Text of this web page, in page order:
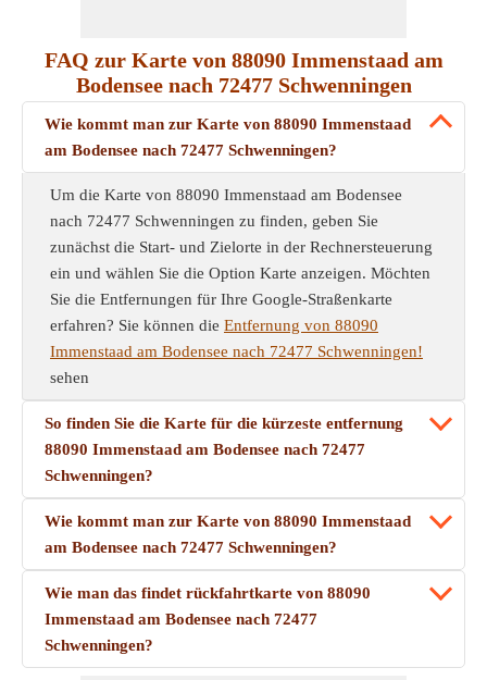
FAQ zur Karte von 88090 Immenstaad am
Bodensee nach 72477 Schwenningen
Wie kommt man zur Karte von 88090 Immenstaad
am Bodensee nach 72477 Schwenningen?
Um die Karte von 88090 Immenstaad am Bodensee
nach 72477 Schwenningen zu finden, geben Sie
zunächst die Start- und Zielorte in der Rechnersteuerung
ein und wählen Sie die Option Karte anzeigen. Möchten
Sie die Entfernungen für Ihre Google-Straßenkarte
erfahren? Sie können die Entfernung von 88090
Immenstaad am Bodensee nach 72477 Schwenningen!
sehen
So finden Sie die Karte für die kürzeste entfernung
88090 Immenstaad am Bodensee nach 72477
Schwenningen?
Wie kommt man zur Karte von 88090 Immenstaad
am Bodensee nach 72477 Schwenningen?
Wie man das findet rückfahrtkarte von 88090
Immenstaad am Bodensee nach 72477
Schwenningen?